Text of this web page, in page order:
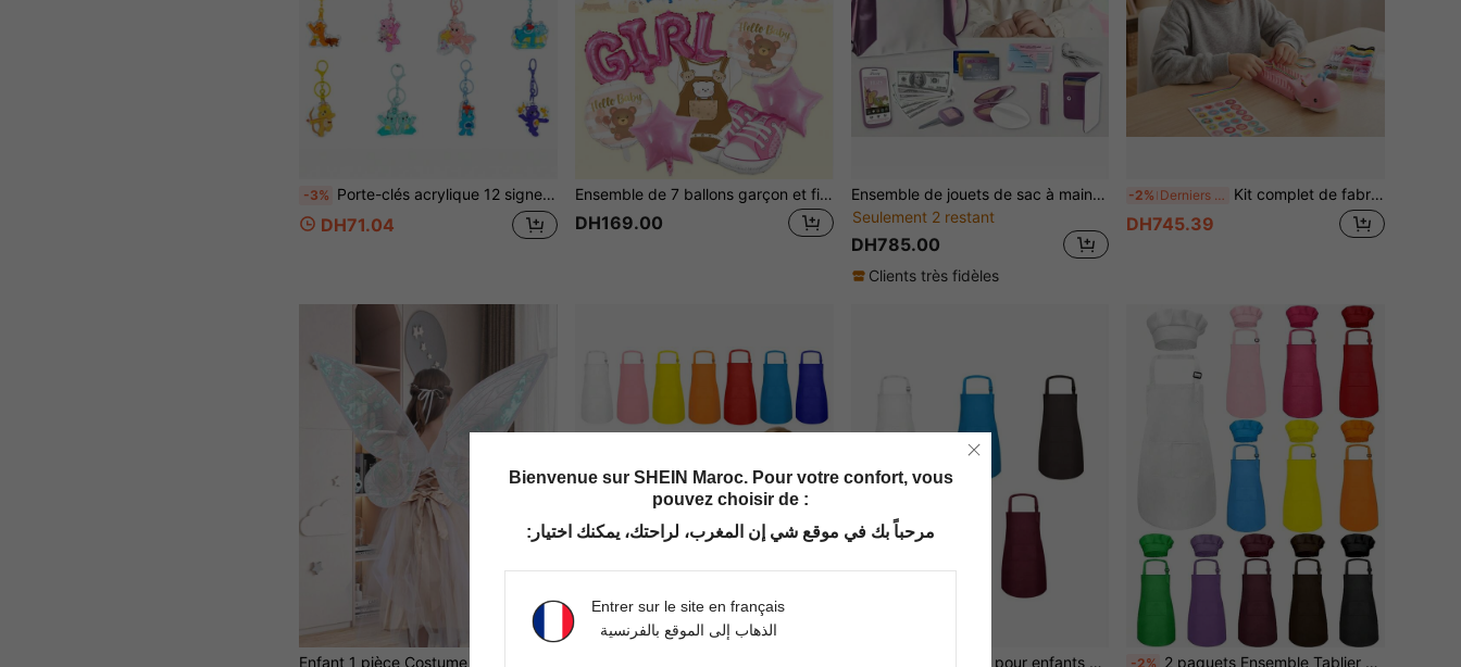
-3% Porte-clés acrylique 12 signes du zodiaque Care Bears, pendentif en résine de personnage ludique, breloque de sac, décoration de voiture, accessoire de mode, boîte cadeau pour amateur d'anime, cadeau d'anniversaire
DH71.04
Ensemble de 7 ballons garçon et fille, ballons lettres << BOY » et << GIRL » bleus et roses, ballons en forme de vêtements et de chaussures, ballons étoiles en aluminium, idéal pour une baby shower, une fête de révélation du sexe, une fête d'anniversaire ou une fête de garçon/fille.
DH169.00
Ensemble de jouets de sac à main de princesse pour filles, comprend téléphone, portefeuille, clés, jouet de sac à main de jeu de rôle à la mode, convient comme cadeau d'anniversaire et de fête pour les petites filles
Seulement 2 restant
DH785.00
Clients très fidèles
-2% Derniers 3 jours Kit complet de fabrication de bracelets d'amitié, comprenant des outils de tissage et des perles, conçu pour les enfants de 6 à 12 ans. Il s'agit d'un jouet de perles DIY populaire, idéal comme surprise d'anniversaire et cadeau de Pâques réfléchi.
DH745.39
1 pièce Tablier pour enfants avec 2 poches, simple et élégant, tablier de chef artistique réglable pour garçons et filles, pour la cuisine, la pâtisserie, la peinture, l'artisanat, le barbecue et les activités -2% 2 paquets Ensemble Tablier et Toque de Chef pour Enfants, Tablier pour Garçons et Filles avec 2 Poches Réglables, Peinture pour Enfants, Pour la Cuisine, la Pâtisserie, la Peinture et l'Artisanat 6-13 Ans
Bienvenue sur SHEIN Maroc. Pour votre confort, vous
pouvez choisir de :
مرحباً بك في موقع شي إن المغرب، لراحتك، يمكنك اختيار:
Entrer sur le site en français
الذهاب إلى الموقع بالفرنسية